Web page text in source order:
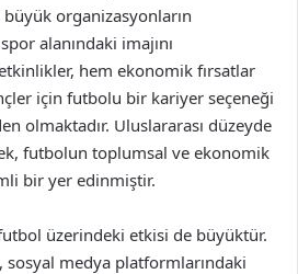
büyük organizasyonların
alanındaki imajını
hem ekonomik fırsatlar
için futbolu bir kariyer seçeneği
olmaktadır. Uluslararası düzeyde
futbolun toplumsal ve ekonomik
bir yer edinmiştir.
üzerindeki etkisi de büyüktür.
sosyal medya platformlarındaki